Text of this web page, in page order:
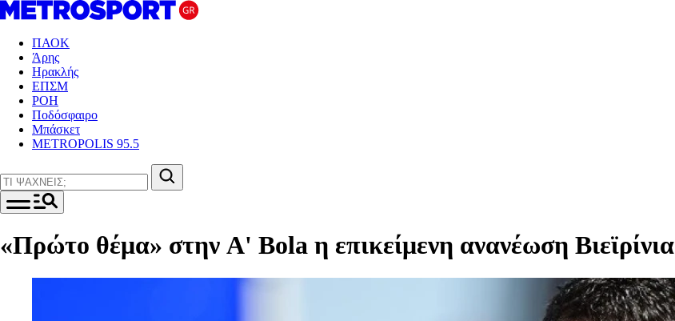
ΠΑΟΚ
Άρης
Ηρακλής
ΕΠΣΜ
ΡΟΗ
Ποδόσφαιρο
Μπάσκετ
METROPOLIS 95.5
«Πρώτο θέμα» στην A' Bola η επικείμενη ανανέωση Βιεϊρίνια